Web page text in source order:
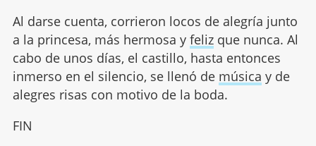
Al darse cuenta, corrieron locos de alegría junto
a la princesa, más hermosa y felizque nunca. Al
cabo de unos días, el castillo, hasta entonces
inmerso en el silencio, se llenó de música y de
alegres risas con motivo de la boda.
FIN